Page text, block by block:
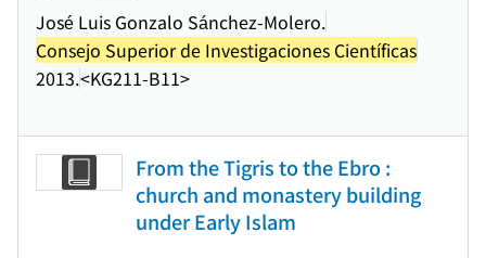
José Luis Gonzalo Sánchez-Molero.
Consejo Superior de Investigaciones Científicas
2013.<KG211-B11>
From the Tigris to the Ebro :
church and monastery building
under Early Islam